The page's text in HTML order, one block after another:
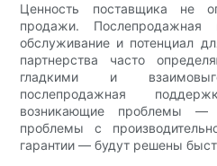
Ценность поставщика не
продажи. Послепродажная
обслуживание и потенциал
партнерства часто
гладкими и
послепродажная
возникающие проблемы —
проблемы с
гарантии — будут решены